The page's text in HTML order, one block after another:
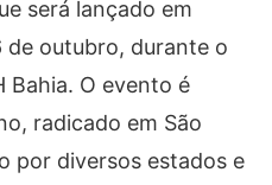
será lançado em
de outubro, durante o
Bahia. O evento é
radicado em São
por diversos estados e